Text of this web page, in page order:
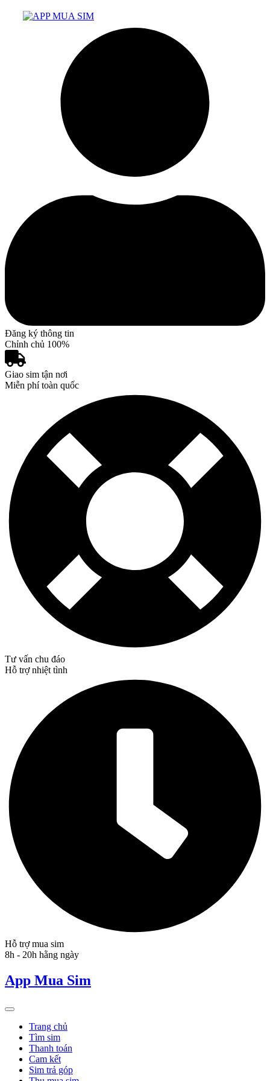
Đăng ký thông tin
Chỉnh chủ 100%
Giao sim tận nơi
Miễn phí toàn quốc
Tư vấn chu đáo
Hỗ trợ nhiệt tình
Hỗ trợ mua sim
8h - 20h hằng ngày
App Mua Sim
Trang chủ
Tìm sim
Thanh toán
Cam kết
Sim trả góp